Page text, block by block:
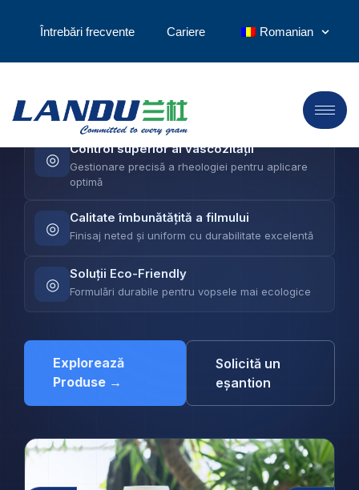
Întrebări frecvente Cariere Romanian
LANDU furnizează eteri de celuloză avansați care
◎
Control superior al vâscozității
Gestionare precisă a rheologiei pentru aplicare
optimă
◎
Calitate îmbunătățită a filmului
Finisaj neted și uniform cu durabilitate excelentă
◎
Soluții Eco-Friendly
Formulări durabile pentru vopsele mai ecologice
Explorează
Produse →
Solicită un
eșantion